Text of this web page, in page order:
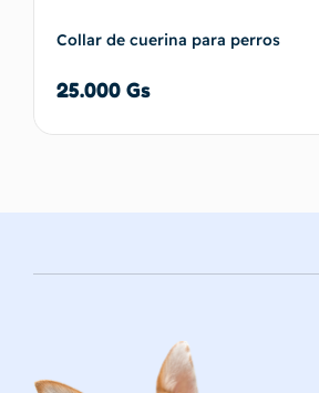
Collar de cuerina para perros
25.000 Gs